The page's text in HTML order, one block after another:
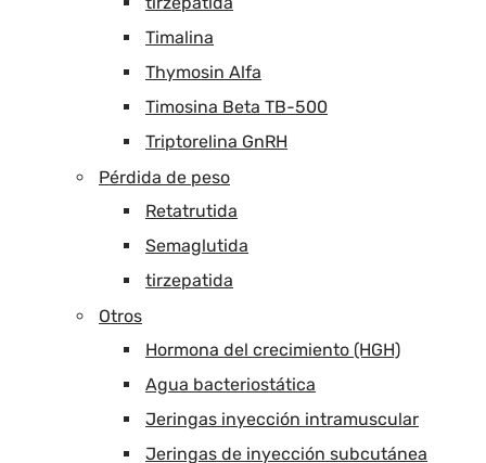
Timalina
Thymosin Alfa
Timosina Beta TB-500
Triptorelina GnRH
Pérdida de peso
Retatrutida
Semaglutida
tirzepatida
Otros
Hormona del crecimiento (HGH)
Agua bacteriostática
Jeringas inyección intramuscular
Jeringas de inyección subcutánea